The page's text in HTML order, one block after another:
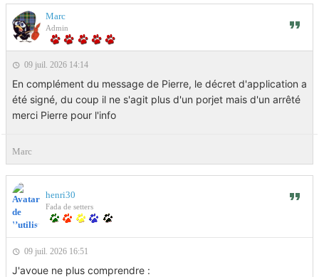
Marc
Admin
09 juil. 2026 14:14
En complément du message de Pierre, le décret d'application a
été signé, du coup il ne s'agit plus d'un porjet mais d'un arrêté
merci Pierre pour l'info
Marc
henri30
Fada de setters
09 juil. 2026 16:51
J'avoue ne plus comprendre :